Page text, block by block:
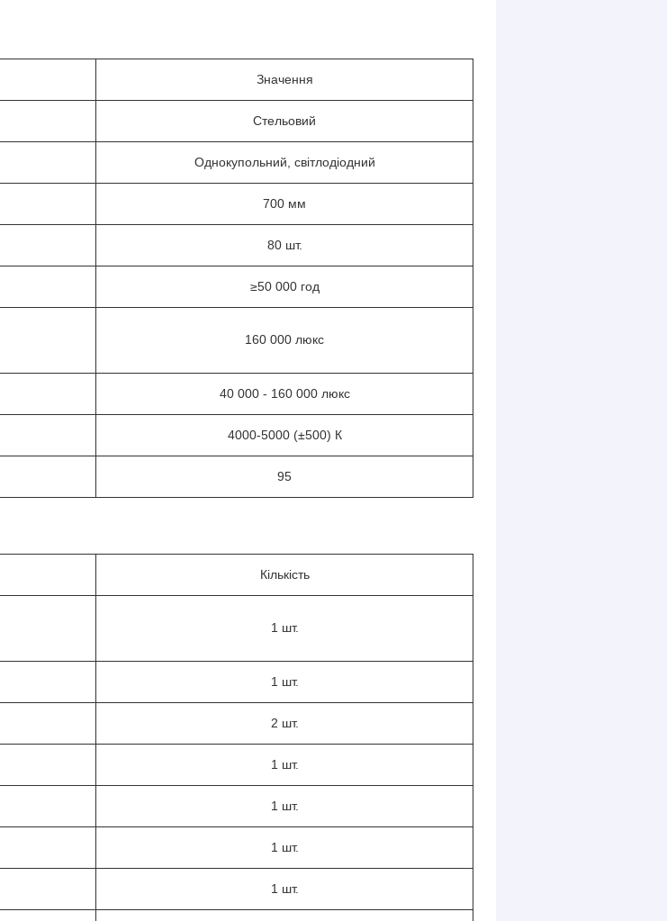
Значення
Стельовий
Однокупольний, світлодіодний
700 мм
80 шт.
≥50 000 год
160 000 люкс
40 000 - 160 000 люкс
4000-5000 (±500) К
95
Кількість
1 шт.
1 шт.
2 шт.
1 шт.
1 шт.
1 шт.
1 шт.